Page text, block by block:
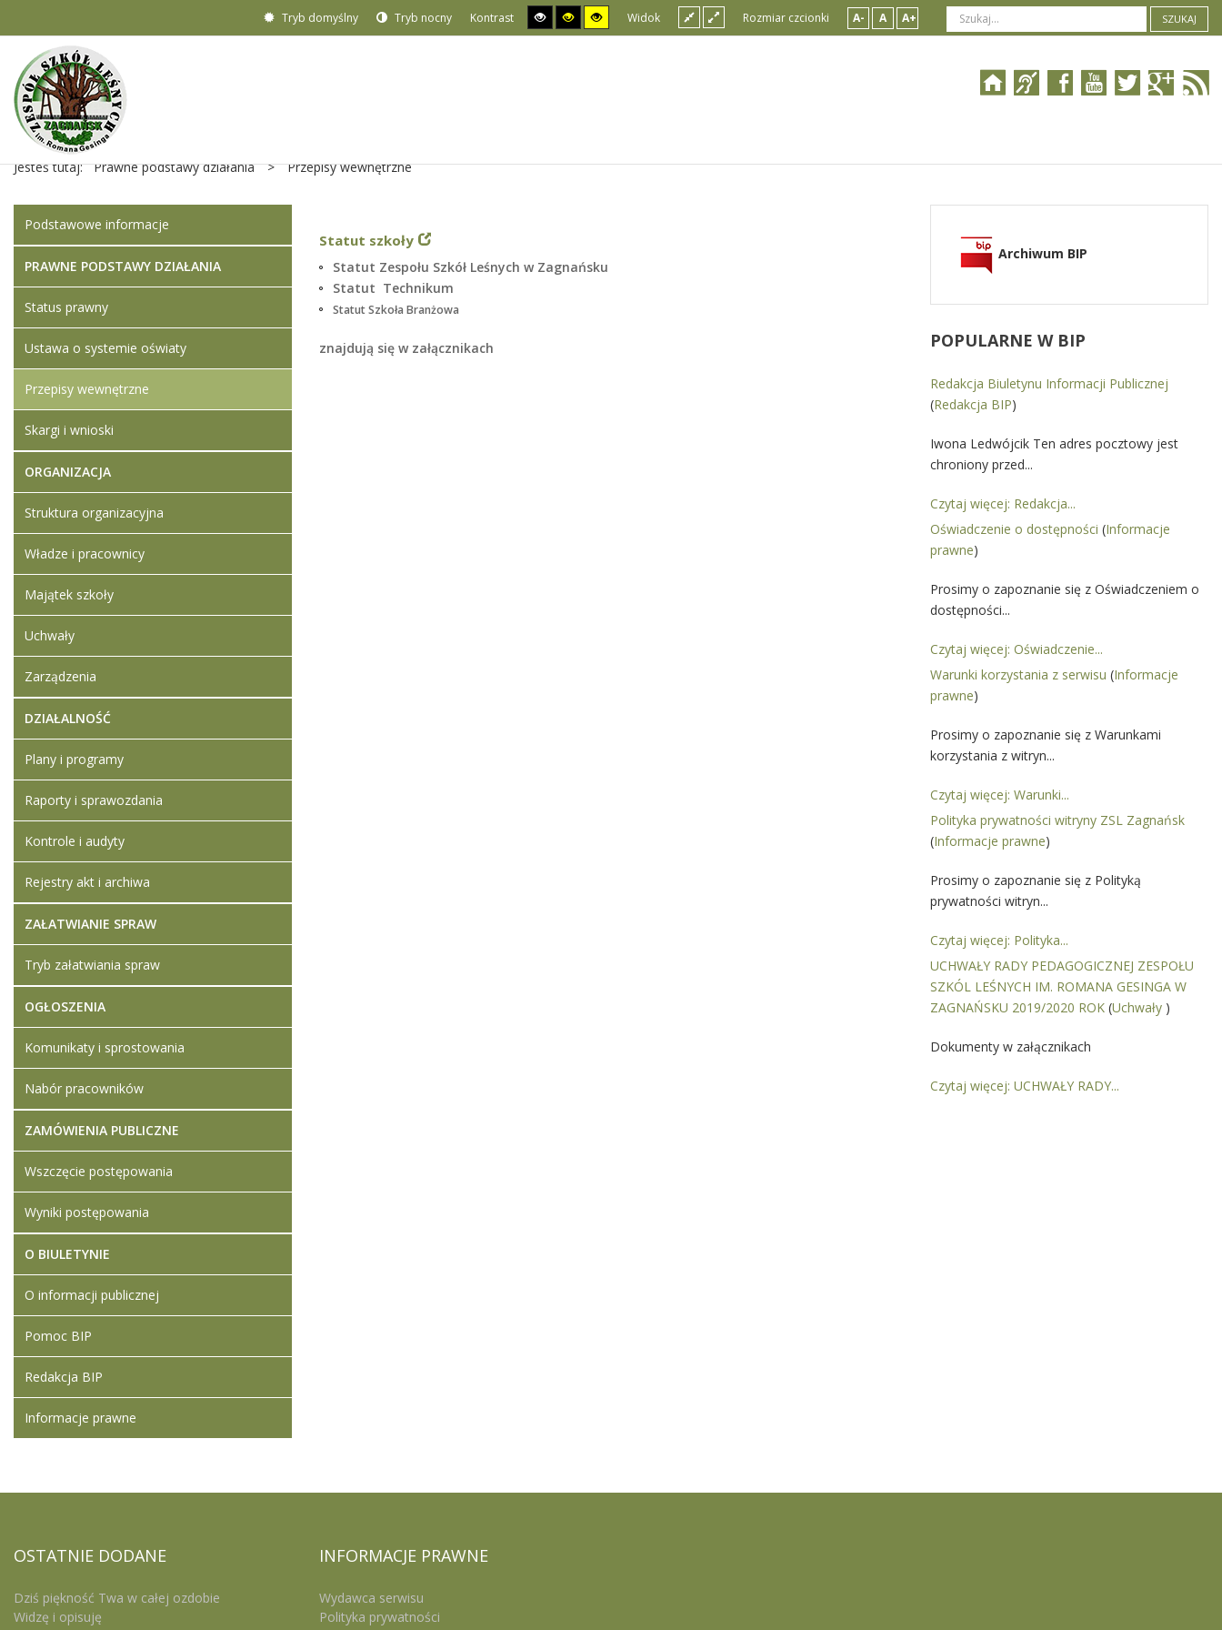
Tryb domyślny Tryb nocny Kontrast Widok Rozmiar czcionki A- A A+ SZUKAJ
Jesteś tutaj: Prawne podstawy działania > Przepisy wewnętrzne
Statut szkoły
Statut Zespołu Szkół Leśnych w Zagnańsku
Statut Technikum
Statut Szkoła Branżowa
znajdują się w załącznikach
Podstawowe informacje
PRAWNE PODSTAWY DZIAŁANIA
Status prawny
Ustawa o systemie oświaty
Przepisy wewnętrzne
Skargi i wnioski
ORGANIZACJA
Struktura organizacyjna
Władze i pracownicy
Majątek szkoły
Uchwały
Zarządzenia
DZIAŁALNOŚĆ
Plany i programy
Raporty i sprawozdania
Kontrole i audyty
Rejestry akt i archiwa
ZAŁATWIANIE SPRAW
Tryb załatwiania spraw
OGŁOSZENIA
Komunikaty i sprostowania
Nabór pracowników
ZAMÓWIENIA PUBLICZNE
Wszczęcie postępowania
Wyniki postępowania
O BIULETYNIE
O informacji publicznej
Pomoc BIP
Redakcja BIP
Informacje prawne
Archiwum BIP
POPULARNE W BIP
Redakcja Biuletynu Informacji Publicznej
(Redakcja BIP)
Iwona Ledwójcik Ten adres pocztowy jest
chroniony przed...
Czytaj więcej: Redakcja...
Oświadczenie o dostępności (Informacje
prawne)
Prosimy o zapoznanie się z Oświadczeniem o
dostępności...
Czytaj więcej: Oświadczenie...
Warunki korzystania z serwisu (Informacje
prawne)
Prosimy o zapoznanie się z Warunkami
korzystania z witryn...
Czytaj więcej: Warunki...
Polityka prywatności witryny ZSL Zagnańsk
(Informacje prawne)
Prosimy o zapoznanie się z Polityką
prywatności witryn...
Czytaj więcej: Polityka...
UCHWAŁY RADY PEDAGOGICZNEJ ZESPOŁU
SZKÓL LEŚNYCH IM. ROMANA GESINGA W
ZAGNAŃSKU 2019/2020 ROK (Uchwały )
Dokumenty w załącznikach
Czytaj więcej: UCHWAŁY RADY...
OSTATNIE DODANE
Dziś piękność Twa w całej ozdobie
Widzę i opisuję
INFORMACJE PRAWNE
Wydawca serwisu
Polityka prywatności